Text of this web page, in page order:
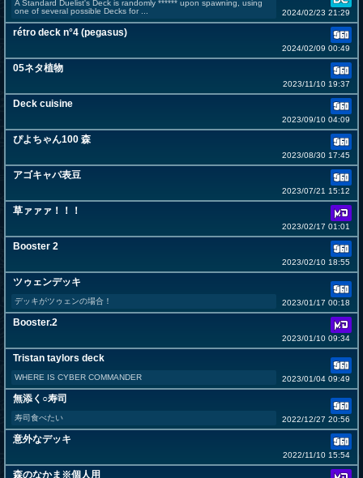
A Standard Duelist's Deck is randomly ****** upon spawning, using
one of several possible Decks for ...
2024/02/23 21:29
rétro deck n°4 (pegasus)
2024/02/09 00:49
05ネタ植物
2023/11/10 19:37
Deck cuisine
2023/09/10 04:09
ぴよちゃん100 森
2023/08/30 17:45
アゴキャパ表豆
2023/07/21 15:12
草ァァァ！！！
2023/02/17 01:01
Booster 2
2023/02/10 18:55
ツゥェンデッキ
デッキがツゥェンの場合！ 2023/01/17 00:18
Booster.2
2023/01/10 09:34
Tristan taylors deck
WHERE IS CYBER COMMANDER 2023/01/04 09:49
無添く○寿司
寿司食べたい 2022/12/27 20:56
意外なデッキ
2022/11/10 15:54
森のなかま※個人用